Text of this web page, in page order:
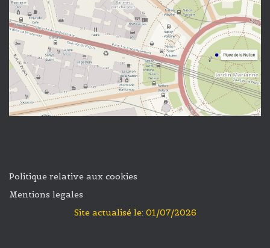
Politique relative aux cookies
Mentions legales
Site actualisé le: 01/07/2026